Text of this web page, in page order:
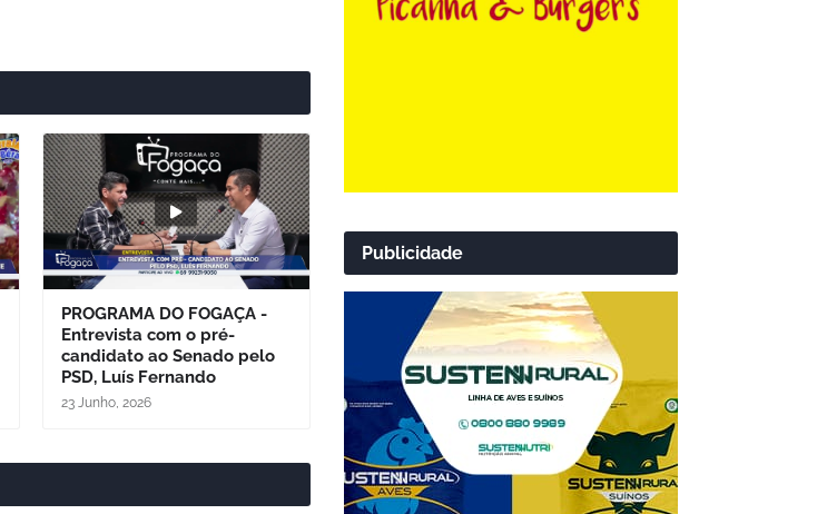
PROGRAMA DO FOGAÇA -
Entrevista com o pré-
candidato ao Senado pelo
PSD, Luís Fernando
23 Junho, 2026
Publicidade